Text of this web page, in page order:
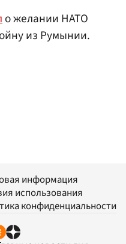
о желании НАТО
из Румынии.
информация
использования
конфиденциальности